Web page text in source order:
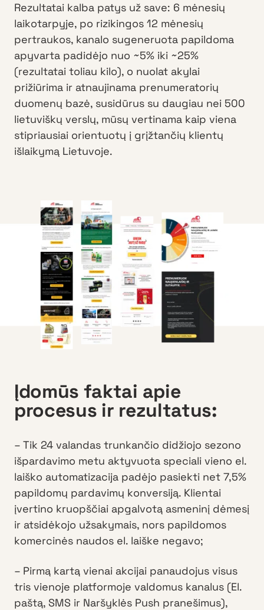
Rezultatai kalba patys už save: 6 mėnesių
laikotarpyje, po rizikingos 12 mėnesių
pertraukos, kanalo sugeneruota papildoma
apyvarta padidėjo nuo ~5% iki ~25%
(rezultatai toliau kilo), o nuolat akylai
prižiūrima ir atnaujinama prenumeratorių
duomenų bazė, susidūrus su daugiau nei 500
lietuviškų verslų, mūsų vertinama kaip viena
stipriausiai orientuotų į grįžtančių klientų
išlaikymą Lietuvoje.
Įdomūs faktai apie
procesus ir rezultatus:
– Tik 24 valandas trunkančio didžiojo sezono
išpardavimo metu aktyvuota speciali vieno el.
laiško automatizacija padėjo pasiekti net 7,5%
papildomų pardavimų konversiją. Klientai
įvertino kruopščiai apgalvotą asmeninį dėmesį
ir atsidėkojo užsakymais, nors papildomos
komercinės naudos el. laiške negavo;
– Pirmą kartą vienai akcijai panaudojus visus
tris vienoje platformoje valdomus kanalus (El.
paštą, SMS ir Naršyklės Push pranešimus),